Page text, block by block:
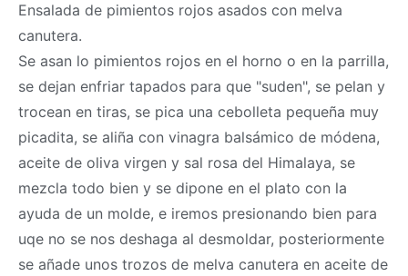
Ensalada de pimientos rojos asados con melva
canutera.
Se asan lo pimientos rojos en el horno o en la parrilla,
se dejan enfriar tapados para que "suden", se pelan y
trocean en tiras, se pica una cebolleta pequeña muy
picadita, se aliña con vinagra balsámico de módena,
aceite de oliva virgen y sal rosa del Himalaya, se
mezcla todo bien y se dipone en el plato con la
ayuda de un molde, e iremos presionando bien para
uqe no se nos deshaga al desmoldar, posteriormente
se añade unos trozos de melva canutera en aceite de